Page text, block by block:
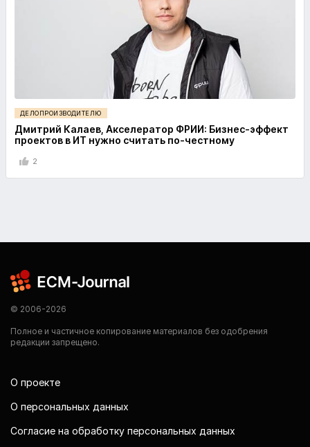
ДЕЛОПРОИЗВОДИТЕЛЮ
Дмитрий Калаев, Акселератор ФРИИ: Бизнес-эффект
проектов в ИТ нужно считать по-честному
2
© 2006-2026
Полное и частичное копирование материалов без одобрения
редакции запрещено.
О проекте
О персональных данных
Согласие на обработку персональных данных